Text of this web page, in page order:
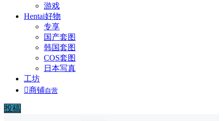
游戏
Hentai好物
专享
国产套图
韩国套图
COS套图
日本写真
工坊
商铺自营
投稿